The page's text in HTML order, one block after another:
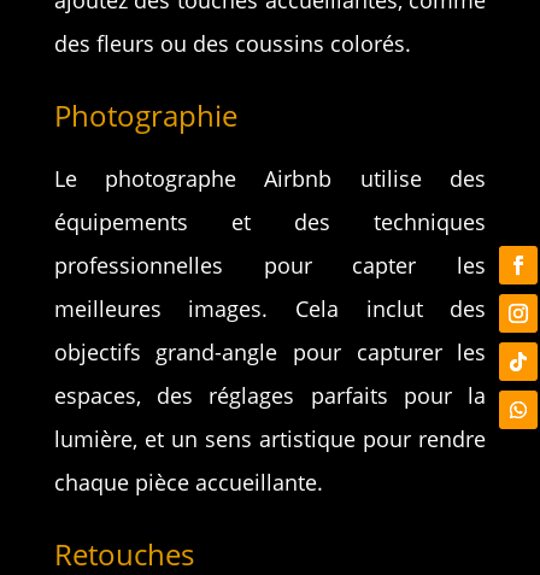
des fleurs ou des coussins colorés.
Photographie
Le photographe Airbnb utilise des
équipements et des techniques
professionnelles pour capter les
meilleures images. Cela inclut des
objectifs grand-angle pour capturer les
espaces, des réglages parfaits pour la
lumière, et un sens artistique pour rendre
chaque pièce accueillante.
Retouches